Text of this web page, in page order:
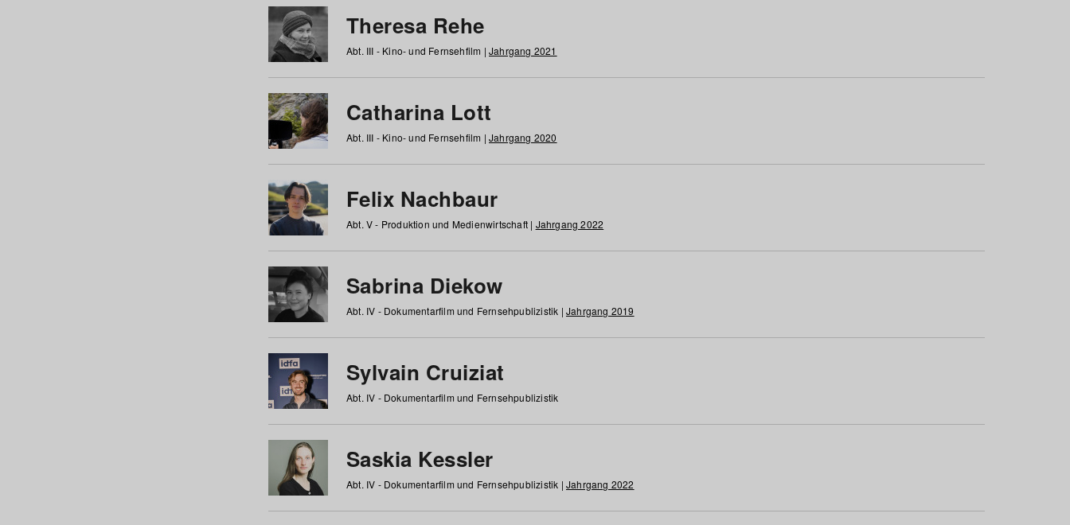
Theresa Rehe
Abt. III - Kino- und Fernsehfilm | Jahrgang 2021
Catharina Lott
Abt. III - Kino- und Fernsehfilm | Jahrgang 2020
Felix Nachbaur
Abt. V - Produktion und Medienwirtschaft | Jahrgang 2022
Sabrina Diekow
Abt. IV - Dokumentarfilm und Fernsehpublizistik | Jahrgang 2019
Sylvain Cruiziat
Abt. IV - Dokumentarfilm und Fernsehpublizistik
Saskia Kessler
Abt. IV - Dokumentarfilm und Fernsehpublizistik | Jahrgang 2022